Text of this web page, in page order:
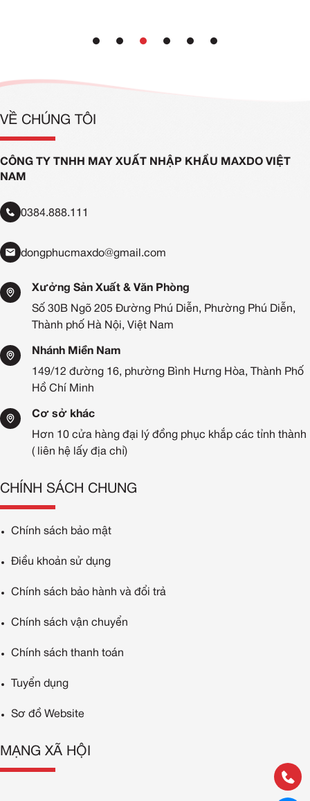
VỀ CHÚNG TÔI
CÔNG TY TNHH MAY XUẤT NHẬP KHẨU MAXDO VIỆT
NAM
0384.888.111
dongphucmaxdo@gmail.com
Xưởng Sản Xuất & Văn Phòng
Số 30B Ngõ 205 Đường Phú Diễn, Phường Phú Diễn,
Thành phố Hà Nội, Việt Nam
Nhánh Miền Nam
149/12 đường 16, phường Bình Hưng Hòa, Thành Phố
Hồ Chí Minh
Cơ sở khác
Hơn 10 cửa hàng đại lý đồng phục khắp các tỉnh thành
( liên hệ lấy địa chỉ)
CHÍNH SÁCH CHUNG
Chính sách bảo mật
Điều khoản sử dụng
Chính sách bảo hành và đổi trả
Chính sách vận chuyển
Chính sách thanh toán
Tuyển dụng
Sơ đồ Website
MẠNG XÃ HỘI